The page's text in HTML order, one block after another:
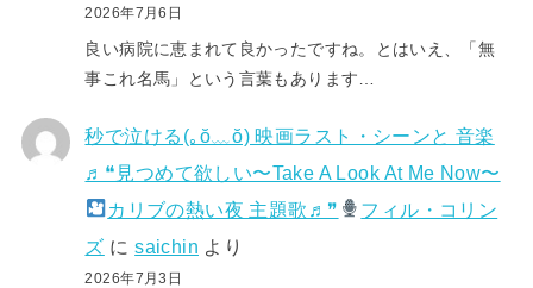
2026年7月6日
良い病院に恵まれて良かったですね。とはいえ、「無
事これ名馬」という言葉もあります…
秒で泣ける(⁠｡⁠ŏ⁠﹏⁠ŏ⁠) 映画ラスト・シーンと 音楽
♬❝見つめて欲しい〜Take A Look At Me Now〜
カリブの熱い夜 主題歌♬❞
フィル・コリン
ズ にsaichin より
2026年7月3日